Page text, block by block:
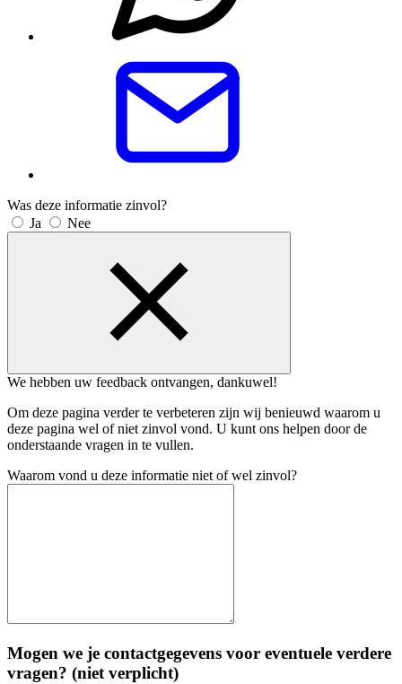
Was deze informatie zinvol?
Ja
Nee
We hebben uw feedback ontvangen, dankuwel!
Om deze pagina verder te verbeteren zijn wij benieuwd waarom u
deze pagina wel of niet zinvol vond. U kunt ons helpen door de
onderstaande vragen in te vullen.
Waarom vond u deze informatie niet of wel zinvol?
Mogen we je contactgegevens voor eventuele verdere
vragen? (niet verplicht)